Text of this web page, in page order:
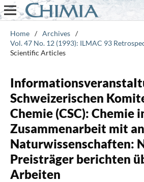
Home / Archives /
Vol. 47 No. 12 (1993): ILMAC 93
Scientific Articles
Schweizerischen
Chemie (CSC): Chemie
Zusammenarbeit mit
Naturwissenschaften:
Preisträger berichten
Arbeiten